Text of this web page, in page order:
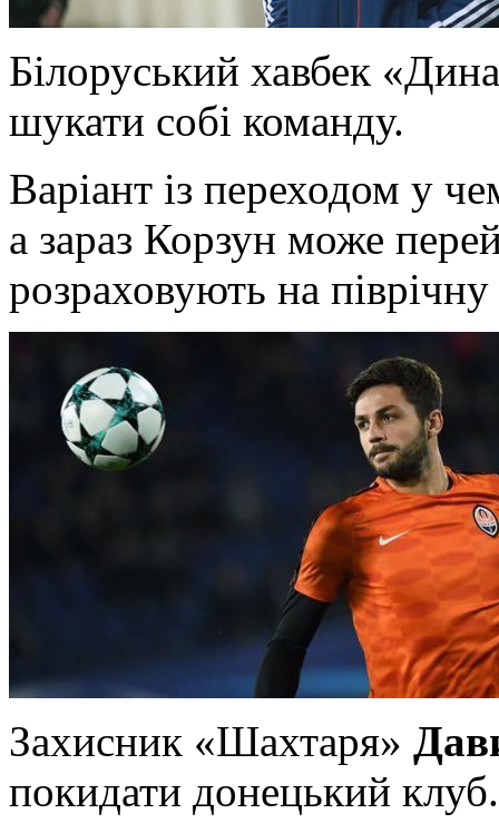
Білоруський хавбек
шукати собі команду.
Варіант із переходом у
а зараз Корзун може
розраховують на
Захисник «Шахтаря»
покидати донецький клуб.